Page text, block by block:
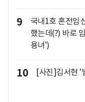
9
국내1호 혼전임
했는데(?) 바로
용녀')
10 [사진]김서현 '